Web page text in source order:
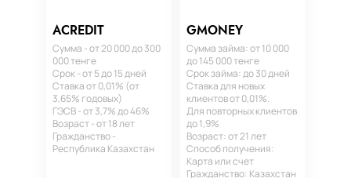
ACREDIT
Сумма - от 20 000 до 300
000 тенге
Срок - от 5 до 15 дней
Ставка от 0,01% (от
3,65% годовых)
ГЭСВ - от 3,7% до 46%
Возраст - от 18 лет
Гражданство -
Республика Казахстан
GMONEY
Сумма займа: от 10 000
до 145 000 тенге
Срок займа: до 30 дней
Ставка для новых
клиентов от 0,01%.
Для повторных клиентов
до 1,9%
Возраст: от 21 лет
Способ получения:
Карта или счет
Гражданство: Казахстан